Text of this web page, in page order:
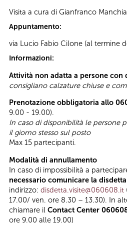
Visita a cura di Gianfranco Manchia
Appuntamento:
via Lucio Fabio Cilone (al termine
Informazioni:
Attività non adatta a persone
consigliano calzature chiuse e
Prenotazione obbligatoria allo
9.00 - 19.00).
In caso di disponibilità le persone
il giorno stesso sul posto
Max 15 partecipanti.
Modalità di annullamento
In caso di impossibilità a
necessario comunicare la
indirizzo: disdetta.visite@060608.it
17.00/ ven. ore 8.30 – 13.30). In
chiamare il Contact Center
ore 9.00 alle 19.00)